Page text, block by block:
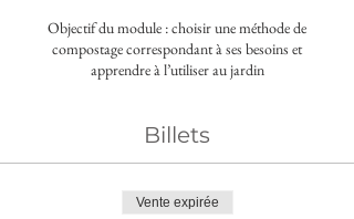
Objectif du module : choisir une méthode de
compostage correspondant à ses besoins et
apprendre à l’utiliser au jardin
Billets
Vente expirée